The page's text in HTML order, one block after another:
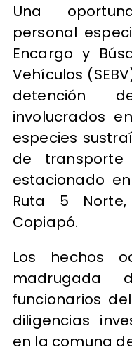
Una
personal
Encargo y
Vehículos
detención
involucrados
especies
de
estacionado
Ruta 5
Copiapó.
Los hechos
madrugada
funcionarios
diligencias
en la comuna